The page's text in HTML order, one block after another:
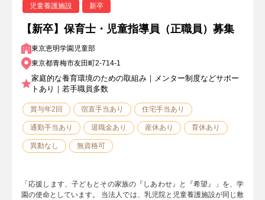
児童養護施設 新卒
【新卒】保育士・児童指導員（正職員）募集
東京恵明学園児童部
東京都青梅市友田町2-714-1
家庭的な養育環境のための取組み｜メンター制度などサポー
トあり｜若手職員多数
賞与年2回 宿直手当あり 住宅手当あり
通勤手当あり 退職金あり 産休あり 育休あり
異動なし 無資格可
「応援します、子どもとその家族の『しあわせ』と『希望』」を、学
園の使命としています。 当法人では、乳児院と児童養護施設が同じ敷